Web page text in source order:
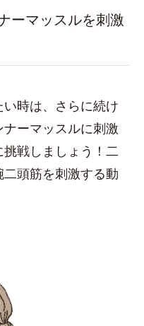
ーマッスルを刺激
時は、さらに続け
ーマッスルに刺激
戦しましょう！二
頭筋を刺激する動